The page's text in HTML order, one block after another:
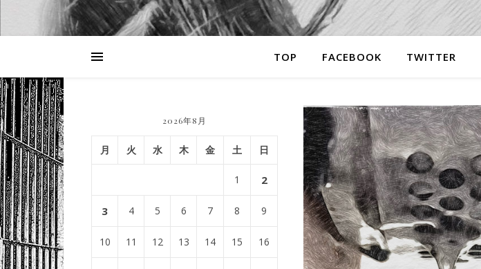
TOP FACEBOOK TWITTER
2026年8月
月 火 水 木 金 土 日
1 2
3 4 5 6 7 8 9
10 11 12 13 14 15 16